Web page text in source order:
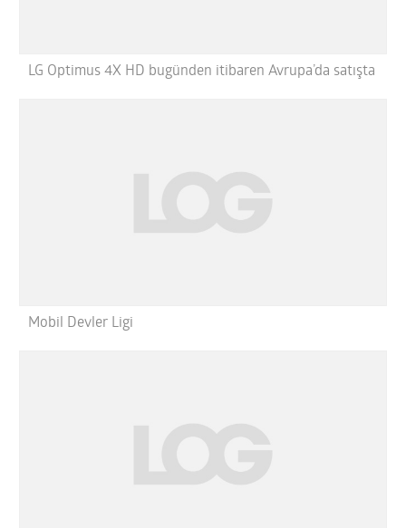
LG Optimus 4X HD bugünden itibaren Avrupa’da satışta
Mobil Devler Ligi